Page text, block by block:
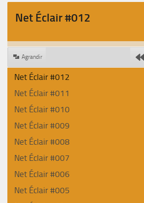
Net Éclair #012
Agrandir
Net Éclair #012
Net Éclair #011
Net Éclair #010
Net Éclair #009
Net Éclair #008
Net Éclair #007
Net Éclair #006
Net Éclair #005